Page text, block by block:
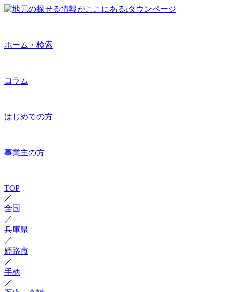
ホーム・検索
コラム
はじめての方
事業主の方
TOP
／
全国
／
兵庫県
／
姫路市
／
手柄
／